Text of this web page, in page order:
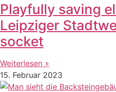
Playfully saving
Leipziger
socket
Weiterlesen »
15. Februar 2023